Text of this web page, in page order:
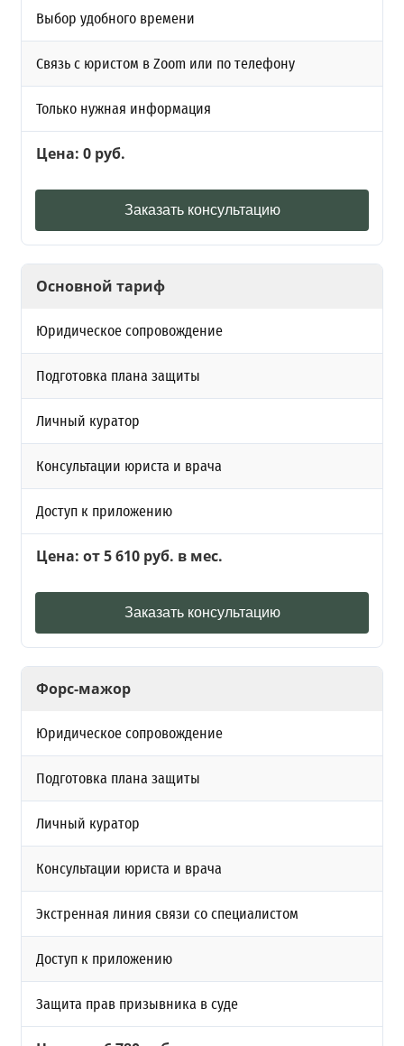
Выбор удобного времени
Связь с юристом в Zoom или по телефону
Только нужная информация
Цена: 0 руб.
Заказать консультацию
Основной тариф
Юридическое сопровождение
Подготовка плана защиты
Личный куратор
Консультации юриста и врача
Доступ к приложению
Цена: от 5 610 руб. в мес.
Заказать консультацию
Форс-мажор
Юридическое сопровождение
Подготовка плана защиты
Личный куратор
Консультации юриста и врача
Экстренная линия связи со специалистом
Доступ к приложению
Защита прав призывника в суде